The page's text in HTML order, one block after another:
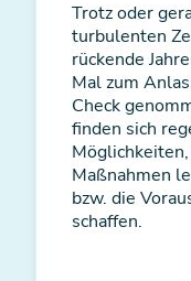
Trotz oder
turbulenten
rückende
Mal zum
Check
finden sich
Maßnahmen
bzw. die
schaffen.